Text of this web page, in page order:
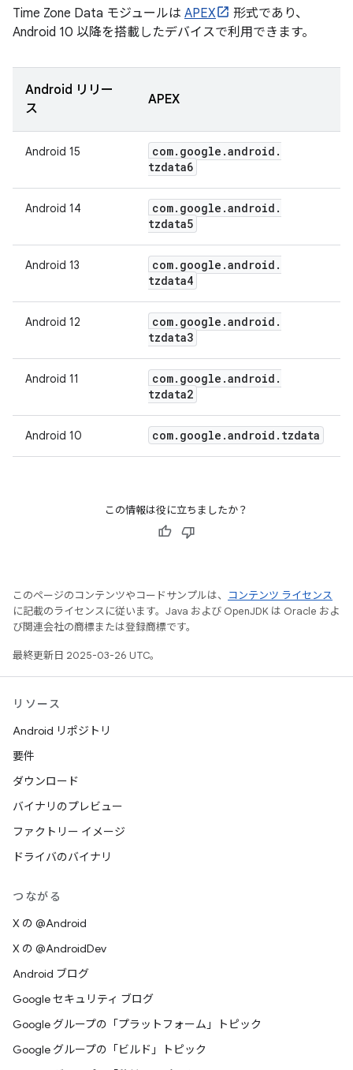
Time Zone Data モジュールは APEX
形式であり、
Android 10 以降を搭載したデバイスで利用できます。
Android リリー
ス
APEX
Android 15 com. google .android .
tzdata6
Android 14 com. google .android .
tzdata5
Android 13 com. google .android .
tzdata4
Android 12 com. google .android .
tzdata3
Android 11 com. google .android .
tzdata2
Android 10 com. google .android . tzdata
この情報は役に立ちましたか？
このページのコンテンツやコードサンプルは、
コンテンツ ライセンス
に記載のライセンスに従います。Java および OpenJDK は Oracle およ
び関連会社の商標または登録商標です。
最終更新日 2025-03-26 UTC。
リソース
Android リポジトリ
要件
ダウンロード
バイナリのプレビュー
ファクトリー イメージ
ドライバのバイナリ
つながる
X の @Android
X の @AndroidDev
Android ブログ
Google セキュリティ ブログ
Google グループの「プラットフォーム」トピック
Google グループの「ビルド」トピック